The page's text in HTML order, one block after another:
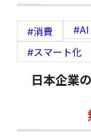
#消費 #AI
#スマート化
日本企業